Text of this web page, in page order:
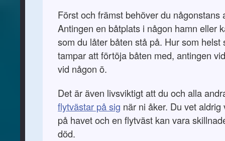
Först och främst behöver du någonstans
Antingen en båtplats i någon hamn eller
som du låter båten stå på. Hur som helst
tampar att förtöja båten med, antingen
vid någon ö.
Det är även livsviktigt att du och alla
flytvästar på sig när ni åker. Du vet
på havet och en flytväst kan vara
död.